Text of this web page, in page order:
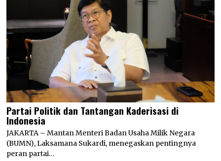
Partai Politik dan Tantangan Kaderisasi di
Indonesia
JAKARTA – Mantan Menteri Badan Usaha Milik Negara
(BUMN), Laksamana Sukardi, menegaskan pentingnya
peran partai…